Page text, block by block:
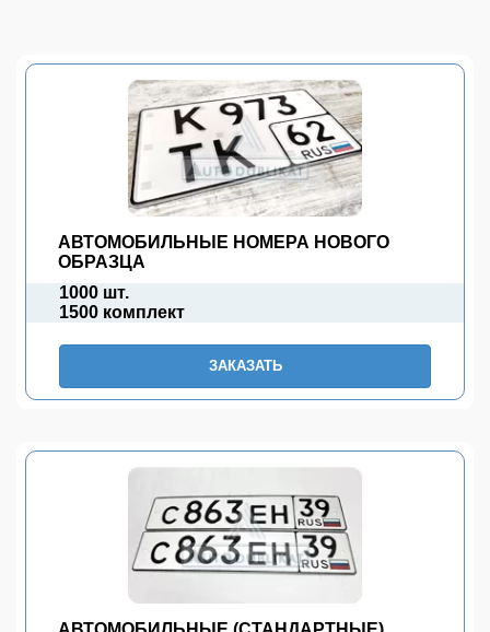
АВТОМОБИЛЬНЫЕ НОМЕРА НОВОГО
ОБРАЗЦА
1000 шт.
1500 комплект
ЗАКАЗАТЬ